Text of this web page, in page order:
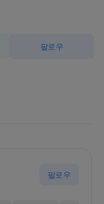
팔로우
팔로우